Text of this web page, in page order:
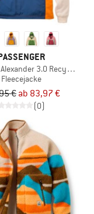
3.0 Recycled
Fleecejacke
€ab 83,97 €
(0)